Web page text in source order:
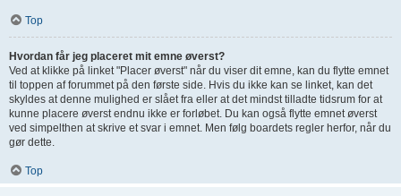
Top
Hvordan får jeg placeret mit emne øverst?
Ved at klikke på linket "Placer øverst" når du viser dit emne, kan du flytte emnet
til toppen af forummet på den første side. Hvis du ikke kan se linket, kan det
skyldes at denne mulighed er slået fra eller at det mindst tilladte tidsrum for at
kunne placere øverst endnu ikke er forløbet. Du kan også flytte emnet øverst
ved simpelthen at skrive et svar i emnet. Men følg boardets regler herfor, når du
gør dette.
Top